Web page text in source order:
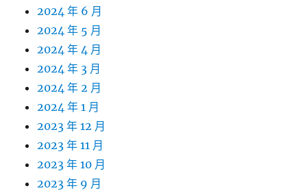
2024 年 6 月
2024 年 5 月
2024 年 4 月
2024 年 3 月
2024 年 2 月
2024 年 1 月
2023 年 12 月
2023 年 11 月
2023 年 10 月
2023 年 9 月